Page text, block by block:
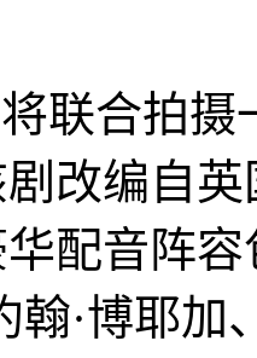
联合拍
改编自
配音阵
翰·博耶加